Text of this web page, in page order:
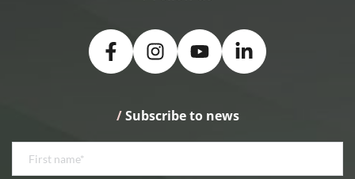
/ Subscribe to news